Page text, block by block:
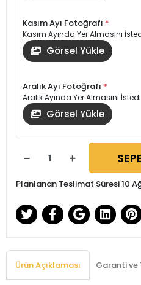
Kasım Ayı Fotoğrafı *
Kasım Ayında Yer Almasını
Görsel Yükle
Aralık Ayı Fotoğrafı *
Aralık Ayında Yer Almasını
Görsel Yükle
Planlanan Teslimat Süresi 10
Ürün Açıklaması Garanti ve